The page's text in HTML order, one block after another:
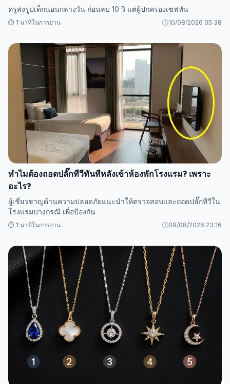
ครูส่งรูปเด็กนอนกลางวัน ก่อนลบ 10 วิ แต่ผู้ปกครองเซฟทัน
⏱️ 1 นาทีในการอ่าน 10/08/2026 05:38
ทำไมต้องถอดปลั๊กทีวีทันทีหลังเข้าห้องพักโรงแรม? เพราะ
อะไร?
ผู้เชี่ยวชาญด้านความปลอดภัยแนะนำให้ตรวจสอบและถอดปลั๊กทีวีใน
โรงแรมบางกรณี เพื่อป้องกัน
⏱️ 1 นาทีในการอ่าน 09/08/2026 23:16